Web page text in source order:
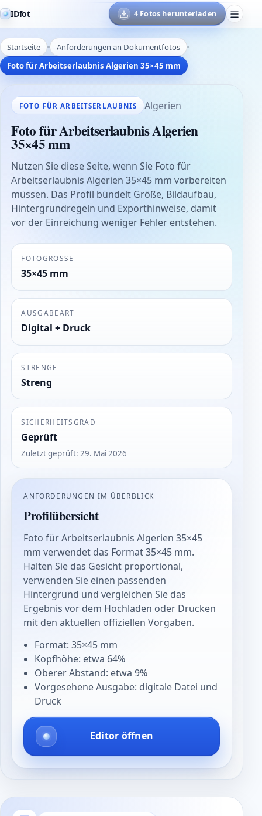
IDfot 4 Fotos herunterladen
Startseite
Anforderungen an Dokumentfotos
Foto für Arbeitserlaubnis Algerien 35×45 mm
FOTO FÜR ARBEITSERLAUBNIS Algerien
Foto für Arbeitserlaubnis Algerien
35×45 mm
Nutzen Sie diese Seite, wenn Sie Foto für
Arbeitserlaubnis Algerien 35×45 mm vorbereiten
müssen. Das Profil bündelt Größe, Bildaufbau,
Hintergrundregeln und Exporthinweise, damit
vor der Einreichung weniger Fehler entstehen.
FOTOGRÖSSE
35×45 mm
AUSGABEART
Digital + Druck
STRENGE
Streng
SICHERHEITSGRAD
Geprüft
Zuletzt geprüft:29. Mai 2026
ANFORDERUNGEN IM ÜBERBLICK
Profilübersicht
Foto für Arbeitserlaubnis Algerien 35×45
mm verwendet das Format 35×45 mm.
Halten Sie das Gesicht proportional,
verwenden Sie einen passenden
Hintergrund und vergleichen Sie das
Ergebnis vor dem Hochladen oder Drucken
mit den aktuellen offiziellen Vorgaben.
Format: 35×45 mm
Kopfhöhe: etwa 64%
Oberer Abstand: etwa 9%
Vorgesehene Ausgabe: digitale Datei und
Druck
Editor öffnen